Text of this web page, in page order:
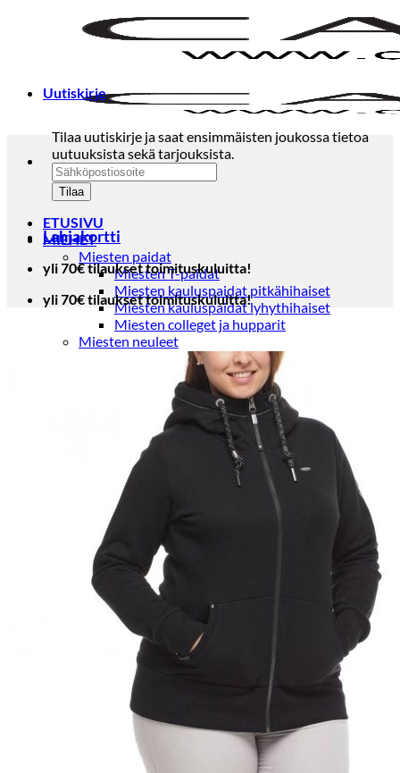
ETUSIVU
MIEHET
Miesten paidat
Miesten T-paidat
Miesten kauluspaidat pitkähihaiset
Miesten kauluspaidat lyhythihaiset
Miesten colleget ja hupparit
Miesten neuleet
Miesten neulepuserot
Miesten neuletakit
Puvut ja blazerit
Puvuntakit ja blazerit
Miesten housut
Miesten housut
Miesten farkut
Miesten collegehousut
Miesten shortsit
Miesten asusteet
Vyöt ja olkaimet
Solmiot, rusetit ja taskuliinat
Miesten päähineet, huivit ja käsineet
Miesten yöasut ja alusvaatteet
Miesten alusvaatteet
Miesten sukat
Miesten yöasut
Miesten aamutakit ja kylpytakit
Miesten takit
Miesten nahkatakit
Miesten kevät-ja syystakit
Miesten villakangastakit
Miesten talvitakit
Uutiskirje
Tilaa uutiskirje ja saat ensimmäisten joukossa tietoa
uutuuksista sekä tarjouksista.
Lahjakortti
yli 70€ tilaukset toimituskuluitta!
yli 70€ tilaukset toimituskuluitta!